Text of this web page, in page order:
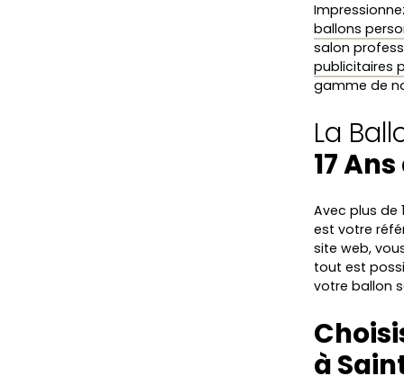
ballons
salon
publicitaires
gamme de
La
17
Avec plus de
est votre
site web,
tout est
votre ballon
à